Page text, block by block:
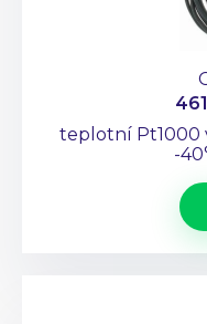
teplotní Pt1000
-